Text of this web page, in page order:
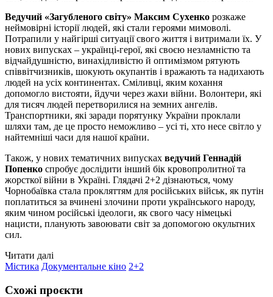
Ведучий «Загубленого світу» Максим Сухенко розкаже
неймовірні історії людей, які стали героями мимоволі.
Потрапили у найгірші ситуації свого життя і витримали їх. У
нових випусках – українці-герої, які своєю незламністю та
відчайдушністю, винахідливістю й оптимізмом рятують
співвітчизників, шокують окупантів і вражають та надихають
людей на усіх континентах. Сміливці, яким кохання
допомогло вистояти, йдучи через жахи війни. Волонтери, які
для тисяч людей перетворилися на земних ангелів.
Транспортники, які заради порятунку України проклали
шляхи там, де це просто неможливо – усі ті, хто несе світло у
найтемніші часи для нашої країни.
Також, у нових тематичних випусках ведучий Геннадій
Попенко спробує дослідити інший бік кровопролитної та
жорсткої війни в Україні. Глядачі 2+2 дізнаються, чому
Чорнобаївка стала прокляттям для російських військ, як путін
поплатиться за вчинені злочини проти українського народу,
яким чином російські ідеологи, як свого часу німецькі
нацисти, планують завоювати світ за допомогою окультних
сил.
Читати далі
Містика Документальне кіно 2+2
Схожі проєкти